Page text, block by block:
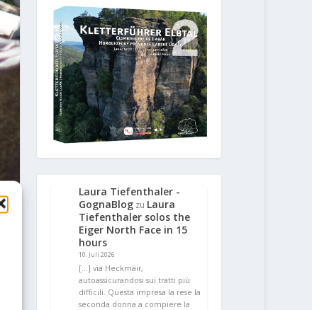
Laura Tiefenthaler -
GognaBlog zu Laura
Tiefenthaler solos the
Eiger North Face in 15
hours
10. Juli 2026
[…] via Heckmair,
autoassicurandosi sui tratti più
difficili. Questa impresa la rese la
seconda donna a compiere la